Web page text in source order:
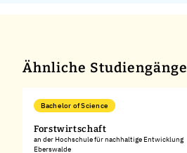
Ähnliche Studiengänge
Bachelor of Science
Forstwirtschaft
an der Hochschule für nachhaltige Entwicklung
Eberswalde